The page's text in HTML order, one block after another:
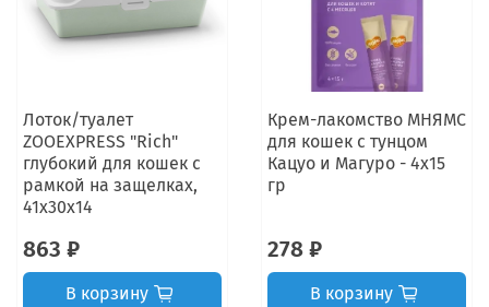
Лоток/туалет
ZOOEXPRESS "Rich"
глубокий для кошек с
рамкой на защелках,
41х30х14
863 ₽
В корзину
Крем-лакомство МНЯМС
для кошек с тунцом
Кацуо и Магуро - 4х15
гр
278 ₽
В корзину